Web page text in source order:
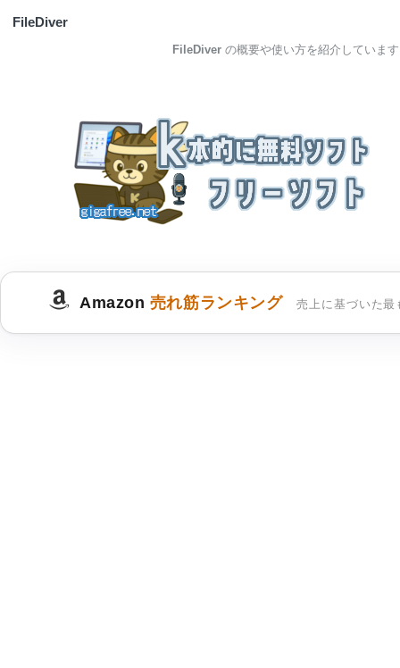
FileDiver
FileDiver の概要や使い方を紹介しています
Amazon 売れ筋ランキング 売上に基づいた最